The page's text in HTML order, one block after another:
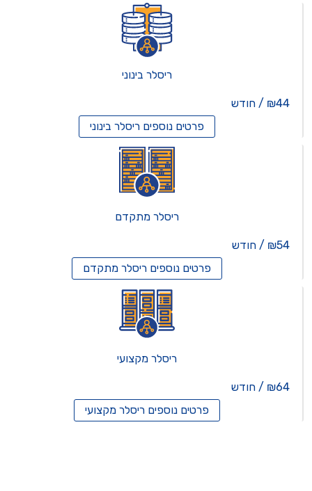
ריסלר בינוני
₪44 / חודש
פרטים נוספיםריסלר בינוני
ריסלר מתקדם
₪54 / חודש
פרטים נוספיםריסלר מתקדם
ריסלר מקצועי
₪64 / חודש
פרטים נוספיםריסלר מקצועי